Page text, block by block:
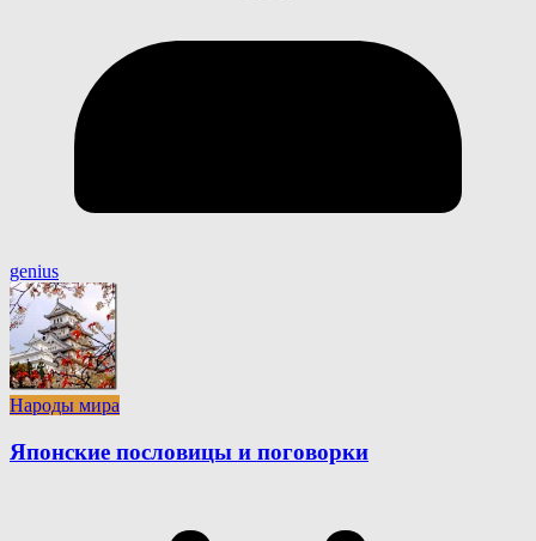
genius
Народы мира
Японские пословицы и поговорки